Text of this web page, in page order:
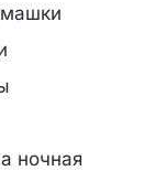
ночная